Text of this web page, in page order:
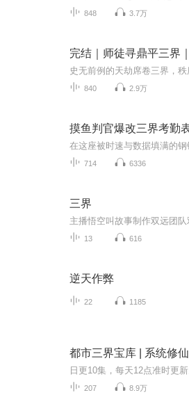
848 3.7万
840 2.9万
714 6336
三界
13 616
逆天作弊
22 1185
都市三界宝库 | 系统修仙
207 8.9万